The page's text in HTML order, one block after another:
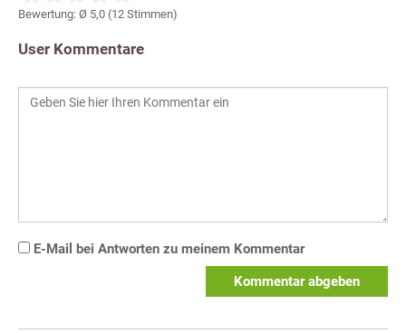
Bewertung: Ø 5,0 (12 Stimmen)
User Kommentare
E-Mail bei Antworten zu meinem Kommentar
Kommentar abgeben